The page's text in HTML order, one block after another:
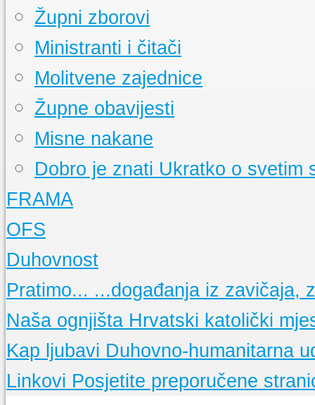
Župni zborovi
Ministranti i čitači
Molitvene zajednice
Župne obavijesti
Misne nakane
Dobro je znati Ukratko o svetim
FRAMA
FRAMA s Vama
Prvi koraci duvanjske FRAME
Glasnici sv. Franje
Nešto o "maloj FRAMI"
La VernaGlasilo framaša iz Tomislavgrada
OFS
Što je OFSUkratko o redu
Duhovnost
Osnovne molitve
Nedjeljne propovijedi
Pratimo... ...događanja iz zavičaja,
Naša ognjišta Hrvatski katolički
Kap ljubavi Duhovno-humanitarna
Linkovi Posjetite preporučene